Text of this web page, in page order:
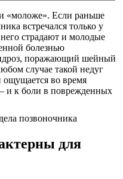
«моложе». Если раньше
встречался только у
страдают и молодые
болезнью
поражающий шейный
случае такой недуг
ощущается во время
и к боли в поврежденных
для